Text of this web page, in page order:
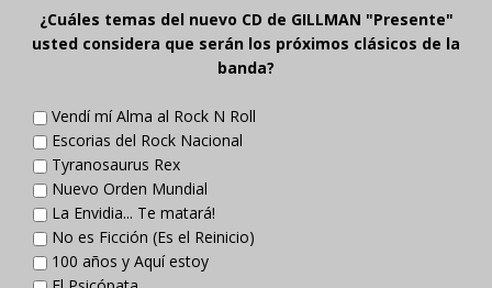
¿Cuáles temas del nuevo CD de GILLMAN "Presente"
usted considera que serán los próximos clásicos de la
banda?
Vendí mí Alma al Rock N Roll
Escorias del Rock Nacional
Tyranosaurus Rex
Nuevo Orden Mundial
La Envidia... Te matará!
No es Ficción (Es el Reinicio)
100 años y Aquí estoy